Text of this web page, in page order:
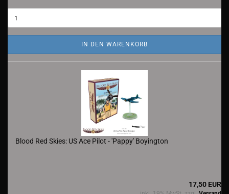
IN DEN WARENKORB
Blood Red Skies: US Ace Pilot - 'Pappy' Boyington
17,50 EUR